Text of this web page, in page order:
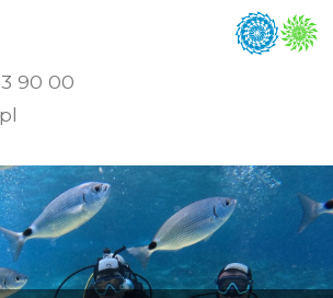
90 00